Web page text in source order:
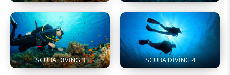
SCUBA DİVİNG 3 SCUBA DİVİNG 4